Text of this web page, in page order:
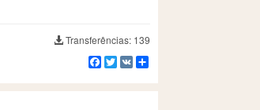
Transferências: 139
Facebook
Twitter
VK